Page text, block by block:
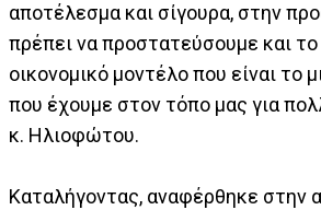
αποτέλεσμα και σίγουρα, στην
πρέπει να προστατεύσουμε και
οικονομικό μοντέλο που είναι το
που έχουμε στον τόπο μας για
κ. Ηλιοφώτου.
Καταλήγοντας, αναφέρθηκε στην